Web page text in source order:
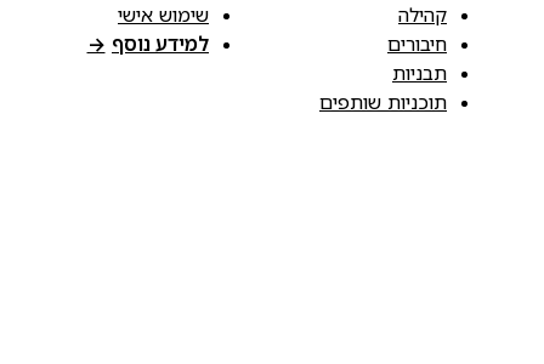
קהילה
חיבורים
תבניות
תוכניות שותפים
שימוש אישי
למידע נוסף →